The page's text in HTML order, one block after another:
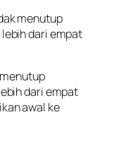
menutup
dari empat
dari empat
awal ke